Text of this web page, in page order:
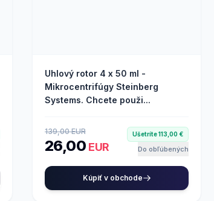
Uhlový rotor 4 x 50 ml -
Mikrocentrifúgy Steinberg
Systems. Chcete použi...
139,00 EUR
26,00 EUR
Ušetríte 113,00 €
Do obľúbených
Kúpiť v obchode